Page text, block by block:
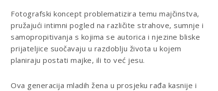
Fotografski koncept problematizira temu majčinstva,
pružajući intimni pogled na različite strahove, sumnje i
samopropitivanja s kojima se autorica i njezine bliske
prijateljice suočavaju u razdoblju života u kojem
planiraju postati majke, ili to već jesu.
Ova generacija mladih žena u prosjeku rađa kasnije i